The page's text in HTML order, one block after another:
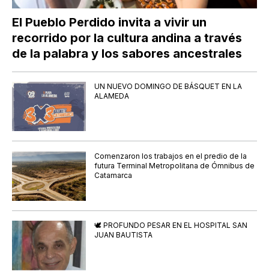
El Pueblo Perdido invita a vivir un
recorrido por la cultura andina a través
de la palabra y los sabores ancestrales
UN NUEVO DOMINGO DE BÁSQUET EN LA
ALAMEDA
Comenzaron los trabajos en el predio de la
futura Terminal Metropolitana de Ómnibus de
Catamarca
🕊️ PROFUNDO PESAR EN EL HOSPITAL SAN
JUAN BAUTISTA